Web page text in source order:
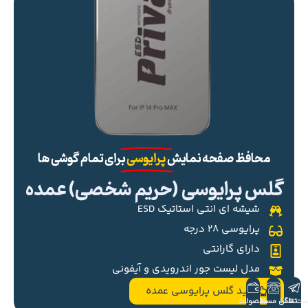
محافظ صفحه نمایشپرایوسیبرای تمام گوشی ها
گلس پرایوسی (حریم شخصی) عمده
شیشه ای انتی استاتیک ESD
پرایوسی ۲۸ درجه
دارای گارانتی
مدل لیست جور اندرویدی و آیفونی
خرید گلس پرایوسی عمده
تلگرام
تماس مستقیم
محصولات